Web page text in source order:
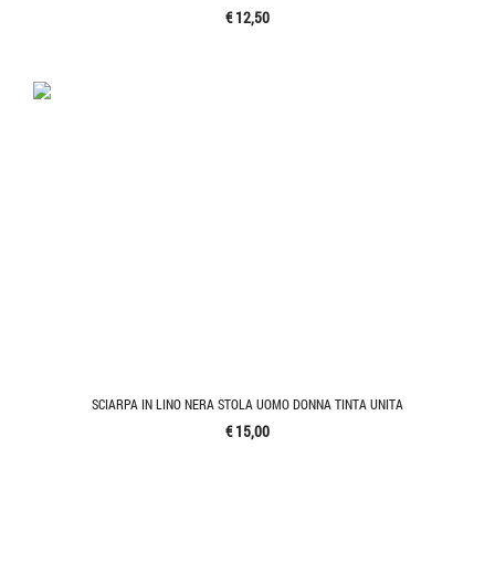
€ 12,50
SCIARPA IN LINO NERA STOLA UOMO DONNA TINTA UNITA
€ 15,00